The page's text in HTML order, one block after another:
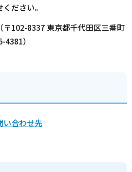
ださい。
102-8337 東京都千代田区三番町
）
い合わせ先